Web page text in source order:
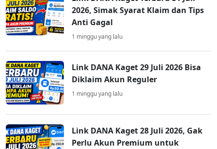
2026, Simak Syarat Klaim dan Tips
Anti Gagal
1 minggu yang lalu
Link DANA Kaget 29 Juli 2026 Bisa
Diklaim Akun Reguler
1 minggu yang lalu
Link DANA Kaget 28 Juli 2026, Gak
Perlu Akun Premium untuk